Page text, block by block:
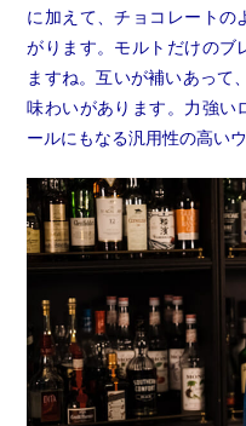
に加えて、チョコレートの
がります。モルトだけのブ
ますね。互いが補いあって
味わいがあります。力強い
ールにもなる汎用性の高い